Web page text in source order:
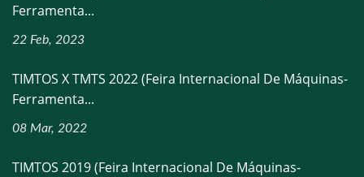
Ferramenta...
22 Feb, 2023
TIMTOS X TMTS 2022 (Feira Internacional De Máquinas-
Ferramenta...
08 Mar, 2022
TIMTOS 2019 (Feira Internacional De Máquinas-